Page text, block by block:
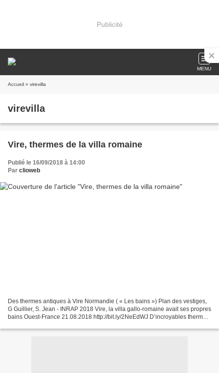
Publicité
MENU
Accueil » virevilla
virevilla
Vire, thermes de la villa romaine
Publié le 16/09/2018 à 14:00
Par clioweb
Des thermes antiques à Vire Normandie ( « Les bains ») Plan des vestiges,
G Guillier, S. Jean - INRAP 2018 Vire, la villa gallo-romaine avait ses propres
bains Ouest-France 21.08.2018 http://bit.ly/2NeEdWJ D’incroyables thermes